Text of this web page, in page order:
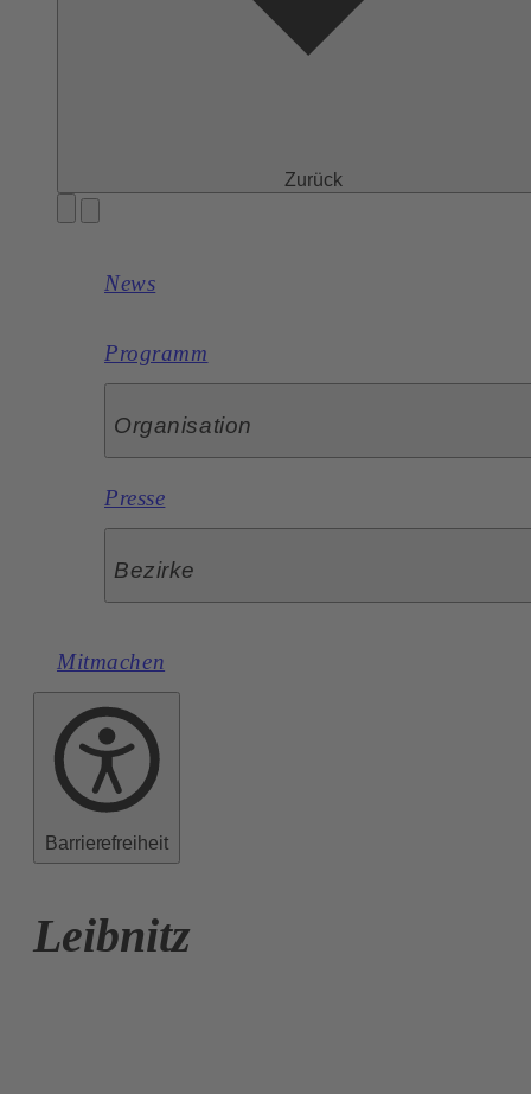
Zurück
News
Programm
Organisation
Presse
Bezirke
Mitmachen
Barrierefreiheit
Leibnitz